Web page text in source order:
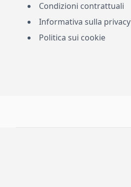
Condizioni contrattuali
Informativa sulla privacy
Politica sui cookie